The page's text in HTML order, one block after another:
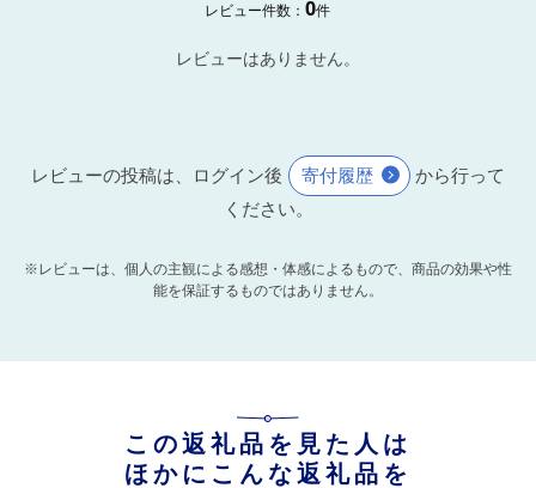
レビュー件数：0件
レビューはありません。
レビューの投稿は、ログイン後 寄付履歴
から行って
ください。
※レビューは、個人の主観による感想・体感によるもので、商品の効果や性
能を保証するものではありません。
この返礼品を見た人は
ほかにこんな返礼品を